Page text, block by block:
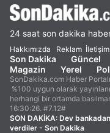
24 saat son dakika haber
Hakkımızda Reklam İletişim
Son Dakika Güncel
Magazin
Yerel
SonDakika.com Haber
%100 uygun olarak
herhangi bir ortamda
16:30:26. #7.12#
SON DAKİKA: Dev
verdiler - Son Dakika